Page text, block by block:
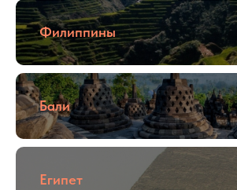
Филиппины
Бали
Египет